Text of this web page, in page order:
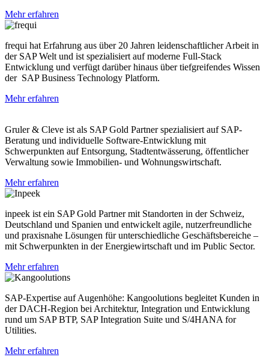
Mehr erfahren
frequi hat Erfahrung aus über 20 Jahren leidenschaftlicher Arbeit in
der SAP Welt und ist spezialisiert auf moderne Full-Stack
Entwicklung und verfügt darüber hinaus über tiefgreifendes Wissen
der SAP Business Technology Platform.
Mehr erfahren
Gruler & Cleve ist als SAP Gold Partner spezialisiert auf SAP-
Beratung und individuelle Software-Entwicklung mit
Schwerpunkten auf Entsorgung, Stadtentwässerung, öffentlicher
Verwaltung sowie Immobilien- und Wohnungswirtschaft.
Mehr erfahren
inpeek ist ein SAP Gold Partner mit Standorten in der Schweiz,
Deutschland und Spanien und entwickelt agile, nutzerfreundliche
und praxisnahe Lösungen für unterschiedliche Geschäftsbereiche –
mit Schwerpunkten in der Energiewirtschaft und im Public Sector.
Mehr erfahren
SAP-Expertise auf Augenhöhe: Kangoolutions begleitet Kunden in
der DACH-Region bei Architektur, Integration und Entwicklung
rund um SAP BTP, SAP Integration Suite und S/4HANA for
Utilities.
Mehr erfahren